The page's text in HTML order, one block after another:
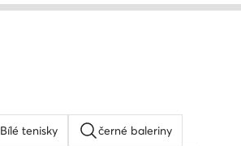
Bílé tenisky černé baleriny